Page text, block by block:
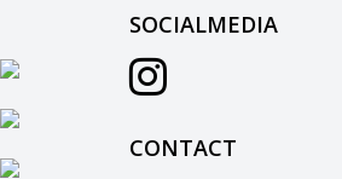
SOCIALMEDIA
CONTACT